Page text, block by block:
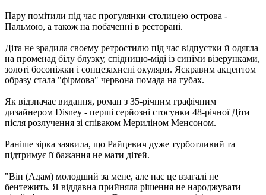
Пару помітили під час прогулянки столицею острова -
Пальмою, а також на побаченні в ресторані.
Діта не зрадила своєму ретростилю під час відпустки й одягла
на променад білу блузку, спідницю-міді із синіми візерунками,
золоті босоніжки і сонцезахисні окуляри. Яскравим акцентом
образу стала "фірмова" червона помада на губах.
Як відзначає видання, роман з 35-річним графічним
дизайнером Disney - перші серйозні стосунки 48-річної Діти
після розлучення зі співаком Мериліном Менсоном.
Раніше зірка заявила, що Райцевич дуже турботливий та
підтримує її бажання не мати дітей.
"Він (Адам) молодший за мене, але нас це взагалі не
бентежить. Я віддавна прийняла рішення не народжувати